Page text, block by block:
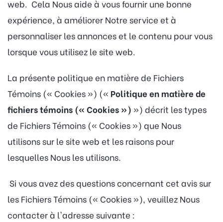
web. Cela Nous aide à vous fournir une bonne
expérience, à améliorer Notre service et à
personnaliser les annonces et le contenu pour vous
lorsque vous utilisez le site web.
La présente politique en matière de Fichiers
Témoins (« Cookies ») (« Politique en matière de
fichiers témoins (« Cookies ») ») décrit les types
de Fichiers Témoins (« Cookies ») que Nous
utilisons sur le site web et les raisons pour
lesquelles Nous les utilisons.
Si vous avez des questions concernant cet avis sur
les Fichiers Témoins (« Cookies »), veuillez Nous
contacter à l'adresse suivante :